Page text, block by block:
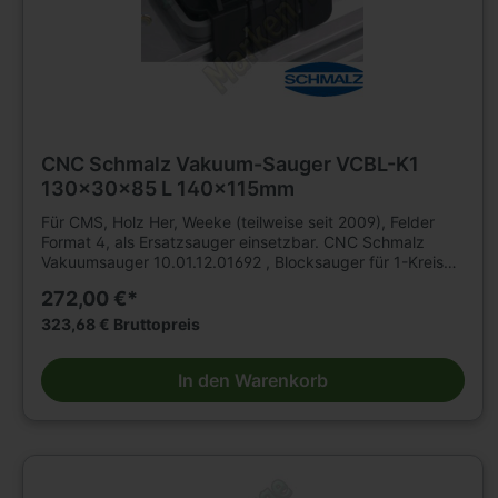
Saugplattengrößen. Hochwertiger, verschleißfester
Kuststoff. Austauschbare Saugplatten oben und unten.
Achtung! Die untere Saugplattengröße ist 140x115mm!
CNC Schmalz Vakuum-Sauger VCBL-K1
130x30x85 L 140x115mm
Für CMS, Holz Her, Weeke (teilweise seit 2009), Felder
Format 4, als Ersatzsauger einsetzbar. CNC Schmalz
Vakuumsauger 10.01.12.01692 , Blocksauger für 1-Kreis
x 30 mm Höhe: 85 mm Anordnung: längs. Das
schlauchlose Vakuum-Aufspannsystem VC-K1 für CNC
Highlights: Enorme Haltekraft. Genaue Maßhaltigkeit.
Große Auswahl an verschiedenen Ausführungen.
Ersatzsaugplatten. Ihr Nutzen: Höchste Aufnahme von
272,00 €*
323,68 € Bruttopreis
In den Warenkorb